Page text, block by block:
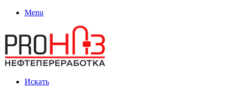
Menu
Искать